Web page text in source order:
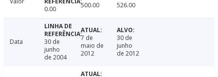
0.00
500.00 526.00
Data
30 de
junho
de 2004
7 de
maio de
2012
30 de
junho
de 2012